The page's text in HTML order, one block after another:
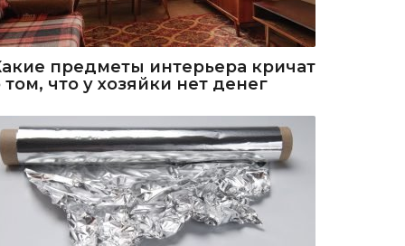
предметы интерьера кричат
том, что у хозяйки нет денег